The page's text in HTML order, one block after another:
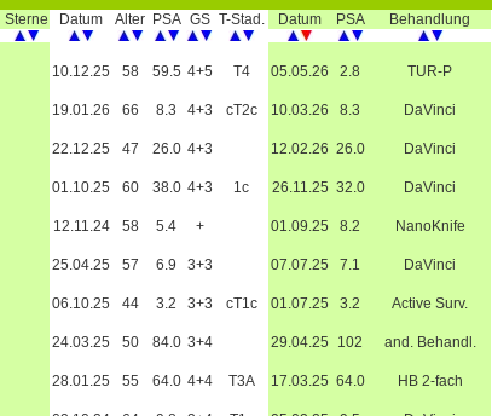
Sterne Datum Alter PSA GS T-Stad. Datum PSA Behandlung
10.12.25 58 59.5 4+5 T4 05.05.26 2.8 TUR-P
19.01.26 66 8.3 4+3 cT2c 10.03.26 8.3 DaVinci
22.12.25 47 26.0 4+3 12.02.26 26.0 DaVinci
01.10.25 60 38.0 4+3 1c 26.11.25 32.0 DaVinci
12.11.24 58 5.4 + 01.09.25 8.2 NanoKnife
25.04.25 57 6.9 3+3 07.07.25 7.1 DaVinci
06.10.25 44 3.2 3+3 cT1c 01.07.25 3.2 Active Surv.
24.03.25 50 84.0 3+4 29.04.25 102 and. Behandl.
28.01.25 55 64.0 4+4 T3A 17.03.25 64.0 HB 2-fach